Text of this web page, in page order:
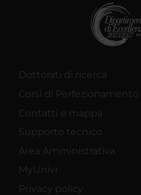
Dottorati di ricerca
Corsi di Perfezionamento
Contatti e mappa
Supporto tecnico
Area Amministrativa
MyUnivr
Privacy policy